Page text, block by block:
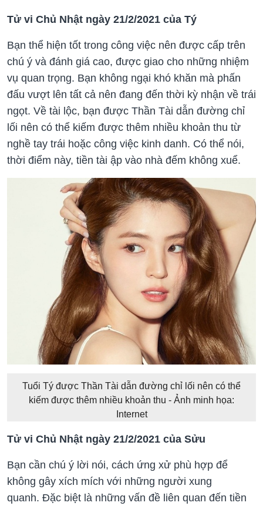
Tử vi Chủ Nhật ngày 21/2/2021 của Tý
Bạn thể hiện tốt trong công việc nên được cấp trên
chú ý và đánh giá cao, được giao cho những nhiệm
vụ quan trọng. Bạn không ngại khó khăn mà phấn
đấu vượt lên tất cả nên đang đến thời kỳ nhận về trái
ngọt. Về tài lộc, bạn được Thần Tài dẫn đường chỉ
lối nên có thể kiếm được thêm nhiều khoản thu từ
nghề tay trái hoặc công việc kinh danh. Có thể nói,
thời điểm này, tiền tài ập vào nhà đếm không xuể.
Tuổi Tý được Thần Tài dẫn đường chỉ lối nên có thể
kiếm được thêm nhiều khoản thu - Ảnh minh họa:
Internet
Tử vi Chủ Nhật ngày 21/2/2021 của Sửu
Bạn cần chú ý lời nói, cách ứng xử phù hợp để
không gây xích mích với những người xung
quanh. Đặc biệt là những vấn đề liên quan đến tiền